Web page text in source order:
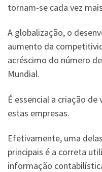
tornam-se cada vez
A globalização, o
aumento da
acréscimo do número
Mundial.
É essencial a criação
estas empresas.
Efetivamente, uma
principais é a correta
informação